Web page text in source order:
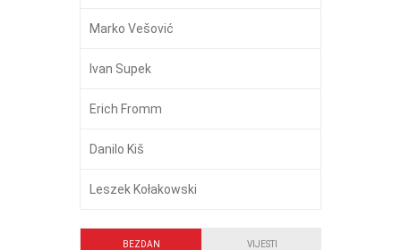
Marko Vešović
Ivan Supek
Erich Fromm
Danilo Kiš
Leszek Kołakowski
BEZDAN VIJESTI